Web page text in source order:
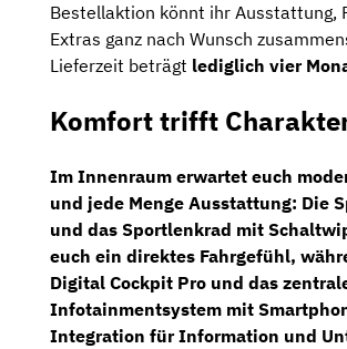
Bestellaktion könnt ihr Ausstattung,
Extras ganz nach Wunsch
Lieferzeit beträgt lediglich vier
Komfort trifft
Im Innenraum erwartet euch
und jede Menge Ausstattung: Die
und das Sportlenkrad mit
euch ein direktes Fahrgefühl,
Digital Cockpit Pro und das
Infotainmentsystem mit
Integration für Information und